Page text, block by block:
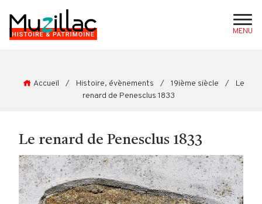
MENU
Accueil / Histoire, évènements / 19ième siècle /
Le
renard de Penesclus 1833
Le renard de Penesclus 1833